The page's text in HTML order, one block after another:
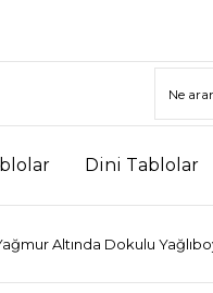
Dini Tablolar
Altında Dokulu